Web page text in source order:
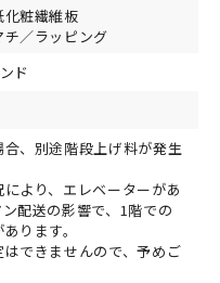
粧繊維板
／ラッピング
ド
、別途階段上げ料が発生
より、エレベーターがあ
配送の影響で、1階での
ります。
できませんので、予めご